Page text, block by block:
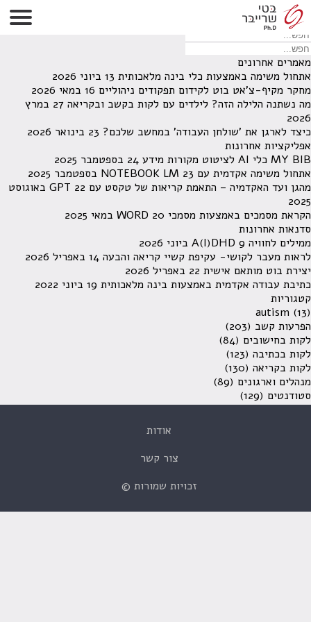
לא נמצאו תוצאות תחת קטגוריה זו.
מחפש משהו מסויים? השתמש בחיפוש
מאמרים אחרונים
אתחול משימה באמצעות כלי בינה מלאכותית 13 ביוני 2026
מחקר מקיף-צ'אט בוט לקידום תפקודים ניהוליים 16 במאי 2026
מה נשתנה הלילה הזה? לילדים עם לקות בקשב ובקריאה
27 במרץ
2026
כיצד לארגן את 'שולחן העבודה' במחשב שלכם? 23 בינואר 2026
אפליקציות אחרונות
MY BIB כלי AI לציטוט מקורות מידע
24 בספטמבר 2025
אתחול משימה אקדמית עם NOTEBOOK LM 23 בספטמבר 2025
מהגן ועד האקדמיה – התאמת קריאות של טקסט עם GPT
22 באוגוסט
2025
הקראת מסמכים באמצעות מסמכי WORD 20 במאי 2025
סדנאות אחרונות
ממילים לחוויה A(I)DHD 9 ביוני 2026
לראות מעבר לקושי- עקיפת קשיי קריאה והבעה 14 באפריל 2026
יצירת בוט מותאם אישית 22 באפריל 2026
כתיבת עבודה אקדמית באמצעות בינה מלאכותית 19 ביוני 2022
קטגוריות
autism (13)
הפרעות קשב (203)
לקות בחישובים (84)
לקות בכתיבה (123)
לקות בקריאה (130)
מנהלים וארגונים (89)
סטודנטים (129)
אודות
צור קשר
זכויות שמורות ©